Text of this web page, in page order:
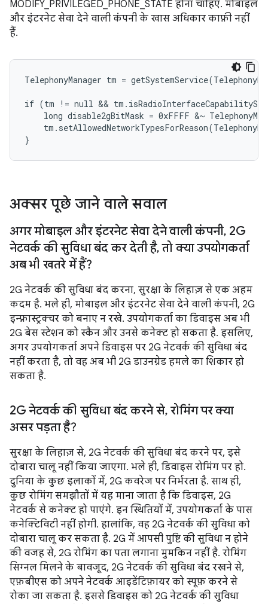
MODIFY_PRIVILEGED_PHONE_STATE होना चाहिए. मोबाइल
और इंटरनेट सेवा देने वाली कंपनी के खास अधिकार काफ़ी नहीं
हैं.
TelephonyManager tm =
if (tm != null &&
long disable2gBitMask = 0xFFFF &~
अक्सर पूछे जाने वाले सवाल
अगर मोबाइल और इंटरनेट सेवा देने वाली कंपनी, 2G
नेटवर्क की सुविधा बंद कर देती है,तो क्या उपयोगकर्ता
अब भी खतरे में हैं?
2G नेटवर्क की सुविधा बंद करना, सुरक्षा के लिहाज़ से एक अहम
कदम है. भले ही, मोबाइल और इंटरनेट सेवा देने वाली कंपनी, 2G
इन्फ़्रास्ट्रक्चर को बनाए न रखे. उपयोगकर्ता का डिवाइस अब भी
2G बेस स्टेशन को स्कैन और उनसे कनेक्ट हो सकता है. इसलिए,
अगर उपयोगकर्ता अपने डिवाइस पर 2G नेटवर्क की सुविधा बंद
नहीं करता है, तो वह अब भी 2G डाउनग्रेड हमले का शिकार हो
सकता है.
2G नेटवर्क की सुविधा बंद करने से, रोमिंग पर क्या
असर पड़ता है?
सुरक्षा के लिहाज़ से, 2G नेटवर्क की सुविधा बंद करने पर, इसे
दोबारा चालू नहीं किया जाएगा. भले ही, डिवाइस रोमिंग पर हो.
दुनिया के कुछ इलाकों में, 2G कवरेज पर निर्भरता है. साथ ही,
कुछ रोमिंग समझौतों में यह माना जाता है कि डिवाइस, 2G
नेटवर्क से कनेक्ट हो पाएंगे. इन स्थितियों में, उपयोगकर्ता के पास
कनेक्टिविटी नहीं होगी. हालांकि, वह 2G नेटवर्क की सुविधा को
दोबारा चालू कर सकता है. 2G में आपसी पुष्टि की सुविधा न होने
की वजह से, 2G रोमिंग का पता लगाना मुमकिन नहीं है. रोमिंग
सिग्नल मिलने के बावजूद, 2G नेटवर्क की सुविधा बंद रखने से,
एफ़बीएस को अपने नेटवर्क आइडेंटिफ़ायर को स्पूफ़ करने से
रोका जा सकता है. इससे डिवाइस को 2G नेटवर्क की सुविधा